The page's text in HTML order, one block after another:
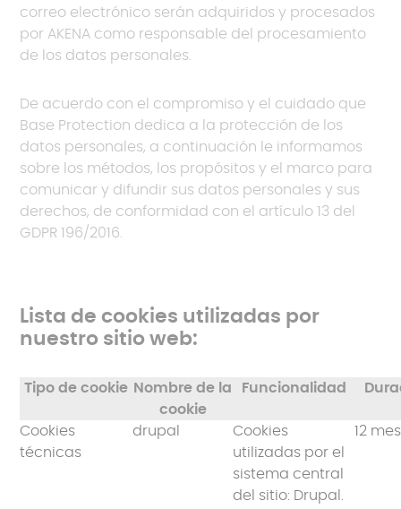
correo electrónico serán adquiridos y procesados
por AKENA como responsable del procesamiento
de los datos personales.
De acuerdo con el compromiso y el cuidado que
Base Protection dedica a la protección de los
datos personales, a continuación le informamos
sobre los métodos, los propósitos y el marco para
comunicar y difundir sus datos personales y sus
derechos, de conformidad con el artículo 13 del
GDPR 196/2016.
Lista de cookies utilizadas por
nuestro sitio web:
Tipo de cookie Nombre de la
cookie
Funcionalidad
Cookies
técnicas
drupal
Cookies
utilizadas por el
sistema central
del sitio: Drupal.
12